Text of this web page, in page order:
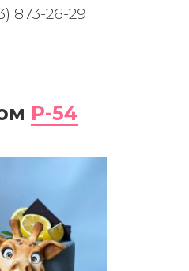
873-26-29
P-54